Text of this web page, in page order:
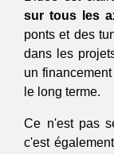
sur tous les
ponts et des
dans les
un
le long terme.
Ce n'est pas
c'est